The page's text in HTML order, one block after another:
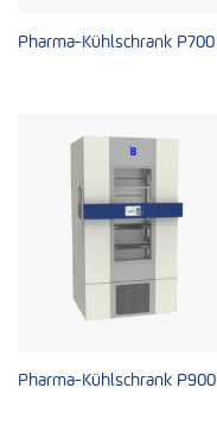
Pharma-Kühlschrank P700
Pharma-Kühlschrank P900